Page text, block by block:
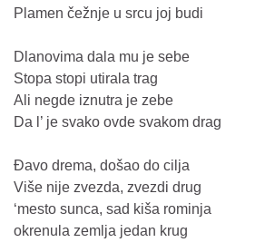
Plamen čežnje u srcu joj budi
Dlanovima dala mu je sebe
Stopa stopi utirala trag
Ali negde iznutra je zebe
Da l’ je svako ovde svakom drag
Đavo drema, došao do cilja
Više nije zvezda, zvezdi drug
‘mesto sunca, sad kiša rominja
okrenula zemlja jedan krug